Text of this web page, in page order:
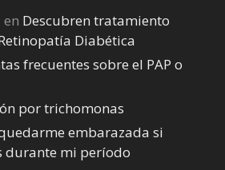
en Descubren tratamiento
Diabética
frecuentes sobre el PAP o
por trichomonas
embarazada si
durante mi perí­odo